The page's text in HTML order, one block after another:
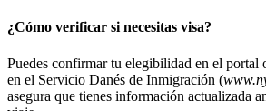
¿Cómo verificar si necesitas visa?
Puedes confirmar tu elegibilidad en el portal
en el Servicio Danés de Inmigración (
asegura que tienes información actualizada